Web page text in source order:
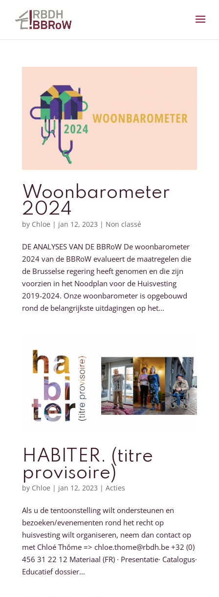
Woonbarometer
2024
by Chloe | jan 12, 2023 | Non classé
DE ANALYSES VAN DE BBRoW De woonbarometer
2024 van de BBRoW evalueert de maatregelen die
de Brusselse regering heeft genomen en die zijn
voorzien in het Noodplan voor de Huisvesting
2019-2024. Onze woonbarometer is opgebouwd
rond de belangrijkste uitdagingen op het...
HABITER. (titre
provisoire)
by Chloe | jan 12, 2023 | Acties
Als u de tentoonstelling wilt ondersteunen en
bezoeken/evenementen rond het recht op
huisvesting wilt organiseren, neem dan contact op
met Chloé Thôme => chloe.thome@rbdh.be +32 (0)
456 31 22 12 Materiaal (FR) · Presentatie· Catalogus·
Educatief dossier...